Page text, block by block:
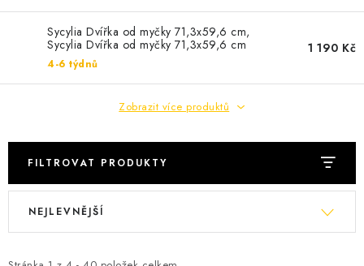
Cenník dopravy Kontakty
Sycylia Dvířka od myčky 71,3x59,6 cm,
Sycylia Dvířka od myčky 71,3x59,6 cm
4-6 týdnů
1 190 Kč
Zobrazit více produktů
FILTROVAT PRODUKTY
V
Ř
NEJLEVNĚJŠÍ